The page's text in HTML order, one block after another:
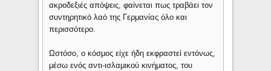
ακροδεξιές απόψεις, φαίνεται πως τραβάει τον
συντηρητικό λαό της Γερμανίας όλο και
περισσότερο.
Ωστόσο, ο κόσμος είχε ήδη εκφραστεί εντόνως,
μέσω ενός αντι-ισλαμικού κινήματος, του